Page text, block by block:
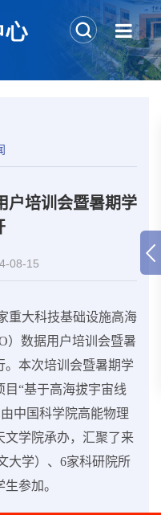
户培训会暨暑期学
08-15
重大科技基础设施高海
）数据用户培训会暨暑
。本次培训会暨暑期学
“基于高海拔宇宙线
中国科学院高能物理
文学院承办，汇聚了来
大学）、 6家科研院所
参加。